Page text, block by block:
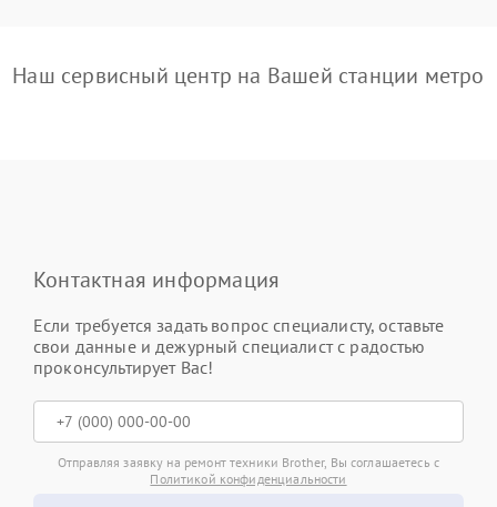
Наш сервисный центр на Вашей станции метро
Контактная информация
Если требуется задать вопрос специалисту, оставьте
свои данные и дежурный специалист с радостью
проконсультирует Вас!
Отправляя заявку на ремонт техники Brother, Вы соглашаетесь с
Политикой конфиденциальности